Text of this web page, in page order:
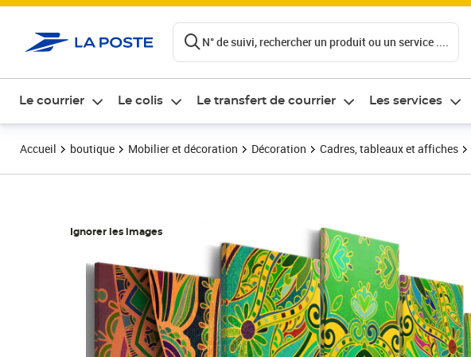
N° de suivi, rechercher un produit ou un service ....
Le courrier Le colis Le transfert de courrier Les services
Accueil boutique Mobilier et décoration Décoration Cadres, tableaux et affiches
Ignorer les images